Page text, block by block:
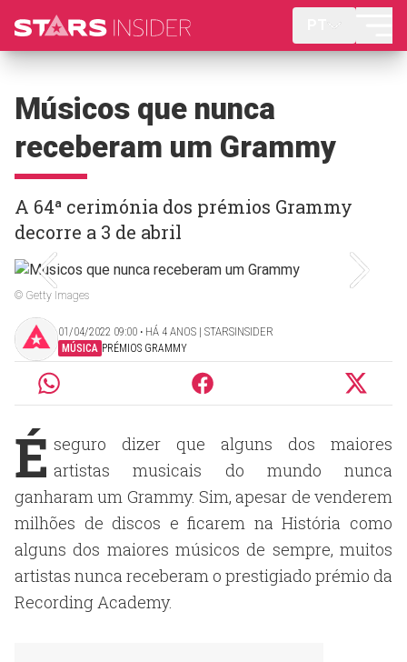
Músicos que nunca
receberam um Grammy
A 64ª cerimónia dos prémios Grammy
decorre a 3 de abril
© Getty Images
01/04/2022 09:00 ‧ HÁ 4 ANOS | STARSINSIDER
MÚSICA PRÉMIOS GRAMMY
É seguro dizer que alguns dos maiores
artistas musicais do mundo nunca
ganharam um Grammy. Sim, apesar de venderem
milhões de discos e ficarem na História como
alguns dos maiores músicos de sempre, muitos
artistas nunca receberam o prestigiado prémio da
Recording Academy.